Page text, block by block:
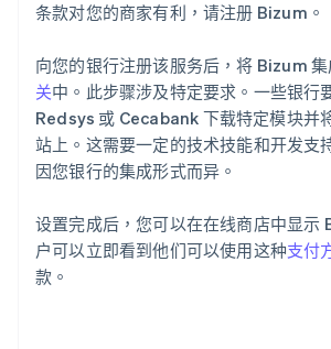
条款对您的商家有利，请注册 Bizum。
向您的银行注册该服务后，将 Bizum
关中。此步骤涉及特定要求。一些银行
Redsys 或 Cecabank 下载特定模块并
站上。这需要一定的技术技能和开发支
因您银行的集成形式而异。
设置完成后，您可以在在线商店中显示
户可以立即看到他们可以使用这种支付
款。